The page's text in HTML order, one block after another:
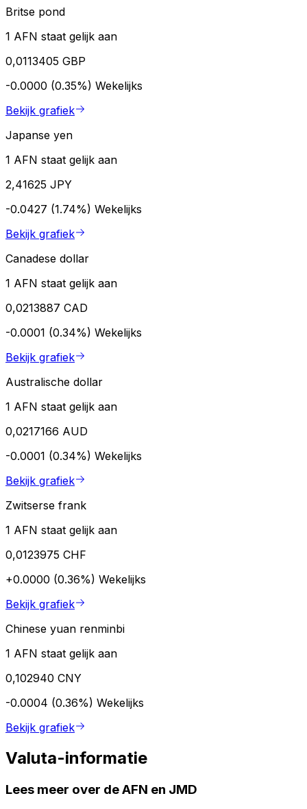
Britse pond
1 AFN staat gelijk aan
0,0113405 GBP
-0.0000 (0.35%) Wekelijks
Bekijk grafiek
Japanse yen
1 AFN staat gelijk aan
2,41625 JPY
-0.0427 (1.74%) Wekelijks
Bekijk grafiek
Canadese dollar
1 AFN staat gelijk aan
0,0213887 CAD
-0.0001 (0.34%) Wekelijks
Bekijk grafiek
Australische dollar
1 AFN staat gelijk aan
0,0217166 AUD
-0.0001 (0.34%) Wekelijks
Bekijk grafiek
Zwitserse frank
1 AFN staat gelijk aan
0,0123975 CHF
+0.0000 (0.36%) Wekelijks
Bekijk grafiek
Chinese yuan renminbi
1 AFN staat gelijk aan
0,102940 CNY
-0.0004 (0.36%) Wekelijks
Bekijk grafiek
Valuta-informatie
Lees meer over de AFN en JMD